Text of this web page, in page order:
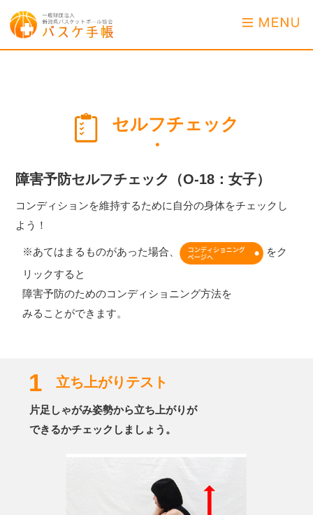
セルフチェック
・
障害予防セルフチェック（O-18：女子）
コンディションを維持するために自分の身体をチェックし
よう！
※あてはまるものがあった場合、
をク
リックすると
障害予防のためのコンディショニング方法を
みることができます。
1 立ち上がりテスト
片足しゃがみ姿勢から立ち上がりが
できるかチェックしましょう。